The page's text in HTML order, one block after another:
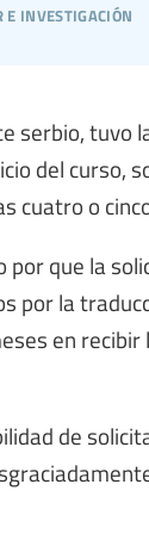
investigación
serbio, tuvo
del curso,
cuatro o
que la
por la
en
de